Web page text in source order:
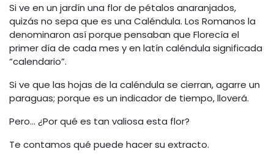
Si ve en un jardín una flor de pétalos anaranjados,
quizás no sepa que es una Caléndula. Los Romanos la
denominaron así porque pensaban que Florecía el
primer día de cada mes y en latín caléndula significada
“calendario”.
Si ve que las hojas de la caléndula se cierran, agarre un
paraguas; porque es un indicador de tiempo, lloverá.
Pero… ¿Por qué es tan valiosa esta flor?
Te contamos qué puede hacer su extracto.